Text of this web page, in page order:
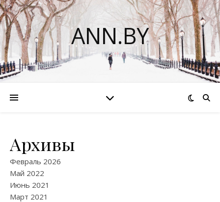
ANN.BY
Архивы
Февраль 2026
Май 2022
Июнь 2021
Март 2021